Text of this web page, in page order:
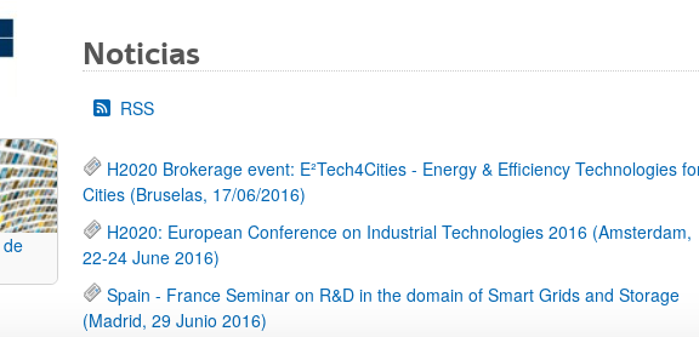
Noticias
RSS
H2020 Brokerage event: E²Tech4Cities - Energy & Efficiency Technologies
Cities (Bruselas, 17/06/2016)
H2020: European Conference on Industrial Technologies 2016 (Amsterdam,
22-24 June 2016)
Spain - France Seminar on R&D in the domain of Smart Grids and Storage
(Madrid, 29 Junio 2016)